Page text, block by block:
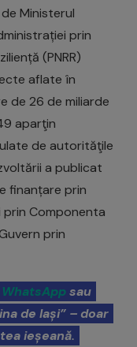
Ministerul
prin
(PNRR)
aflate în
de 26 de miliarde
aparţin
de autorităţile
a publicat
finanțare prin
prin Componenta
prin
WhatsAppsau
de Iași” – doar
ieșeană.